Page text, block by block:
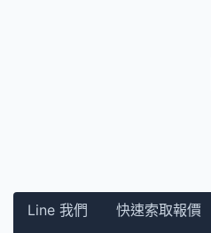
Line 我們 快速索取報價